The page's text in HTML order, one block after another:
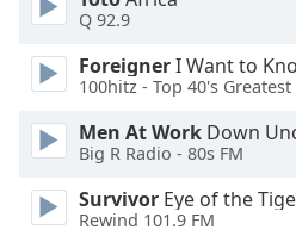
Opacity
Text
Background
Q 92.9
ForeignerI Want to
100hitz - Top 40's
Men At Work Down
Big R Radio - 80s FM
Survivor Eye of the
Rewind 101.9 FM